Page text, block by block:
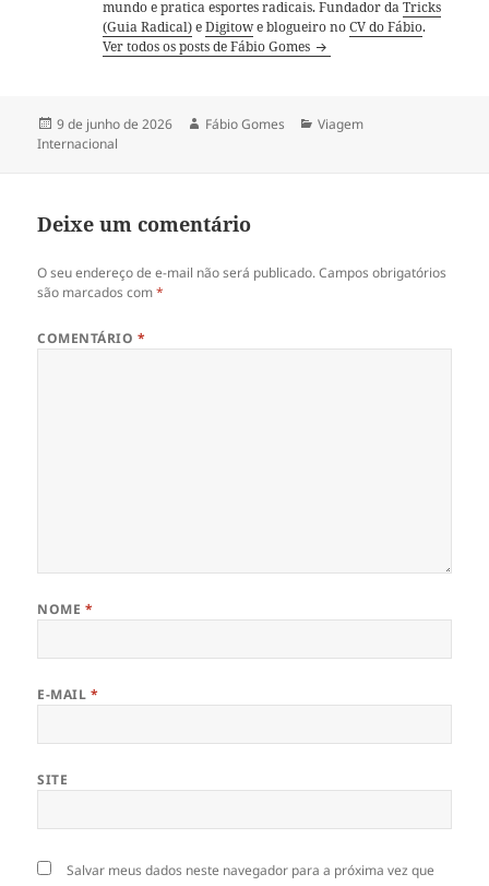
mundo e pratica esportes radicais. Fundador daTricks
(Guia Radical)eDigitowe blogueiro noCV do Fábio.
Ver todos os posts de Fábio Gomes
Publicado
em
9 de junho de 2026 Autor
Fábio Gomes Categorias
Viagem
Internacional
Deixe um comentário
O seu endereço de e-mail não será publicado. Campos obrigatórios
são marcados com*
COMENTÁRIO *
NOME *
E-MAIL *
SITE
Salvar meus dados neste navegador para a próxima vez que